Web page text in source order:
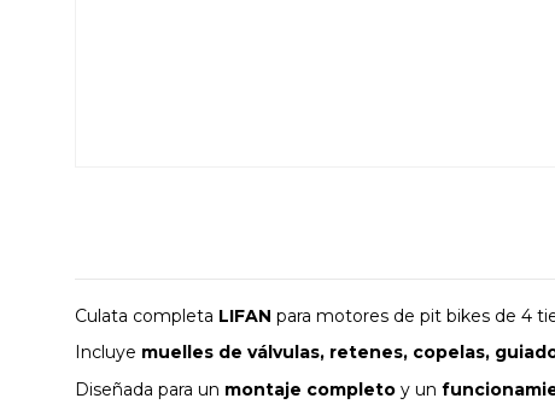
Culata completa LIFAN para motores de pit bikes de 4
Incluye muelles de válvulas, retenes, copelas,
Diseñada para un montaje completo y un